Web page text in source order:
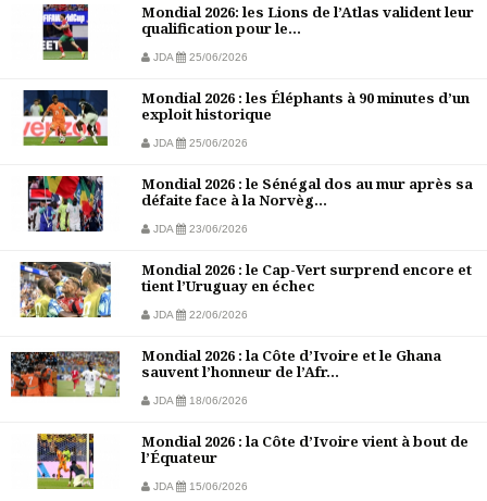
Mondial 2026: les Lions de l’Atlas valident leur
qualification pour le...
JDA 25/06/2026
Mondial 2026 : les Éléphants à 90 minutes d’un
exploit historique
JDA 25/06/2026
Mondial 2026 : le Sénégal dos au mur après sa
défaite face à la Norvèg...
JDA 23/06/2026
Mondial 2026 : le Cap-Vert surprend encore et
tient l’Uruguay en échec
JDA 22/06/2026
Mondial 2026 : la Côte d’Ivoire et le Ghana
sauvent l’honneur de l’Afr...
JDA 18/06/2026
Mondial 2026 : la Côte d’Ivoire vient à bout de
l’Équateur
JDA 15/06/2026